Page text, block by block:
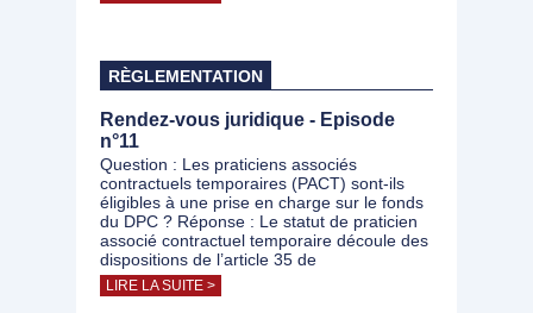
RÈGLEMENTATION
Rendez-vous juridique - Episode
n°11
Question : Les praticiens associés
contractuels temporaires (PACT) sont-ils
éligibles à une prise en charge sur le fonds
du DPC ? Réponse : Le statut de praticien
associé contractuel temporaire découle des
dispositions de l’article 35 de
LIRE LA SUITE >